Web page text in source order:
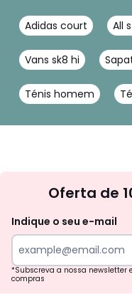
Adidas court All
Vans sk8 hi
Ténis homem
Oferta de
Indique o seu e-mail
*Subscreva a nossa newsletter
compras